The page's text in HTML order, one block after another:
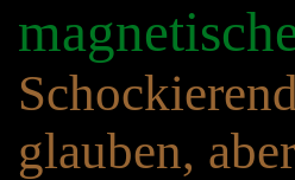
glauben,